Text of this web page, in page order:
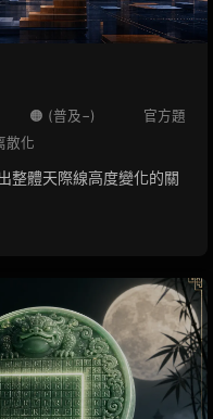
🟠 (普及−)
官方題
散化
整體天際線高度變化的關